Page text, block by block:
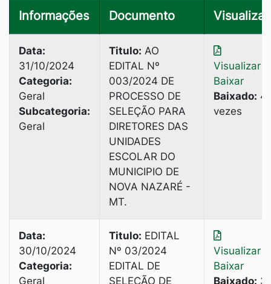
Informações Documento Visualizar
Data:
31/10/2024
Categoria:
Geral
Subcategoria:
Geral
Titulo: AO
EDITAL Nº
003/2024 DE
PROCESSO DE
SELEÇÃO PARA
DIRETORES DAS
UNIDADES
ESCOLAR DO
MUNICIPIO DE
NOVA NAZARÉ -
MT.
Visualizar
Baixar
Baixado: 4
vezes
Data:
30/10/2024
Categoria:
Geral
Titulo: EDITAL
Nº 03/2024
EDITAL DE
SELEÇÃO DE
Visualizar
Baixar
Baixado: 3